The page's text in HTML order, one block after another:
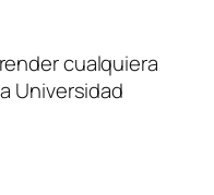
cualquiera
Universidad